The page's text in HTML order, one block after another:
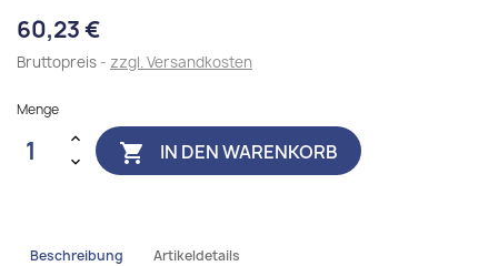
60,23 €
Bruttopreis zzgl. Versandkosten
Menge
 IN DEN WARENKORB
Beschreibung Artikeldetails